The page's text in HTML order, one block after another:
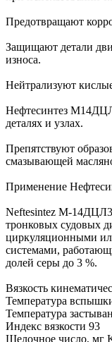
Предотвращают
Защищают детали
износа.
Нейтрализуют
Нефтесинтез
деталях и узлах.
Препятствуют
смазывающей
Применение
Neftesintez М-
тронковых судовых
циркуляционными
системами,
долей серы до 3 %.
Вязкость
Температура
Температура
Индекс вязкости 93
Щелочное число, мг